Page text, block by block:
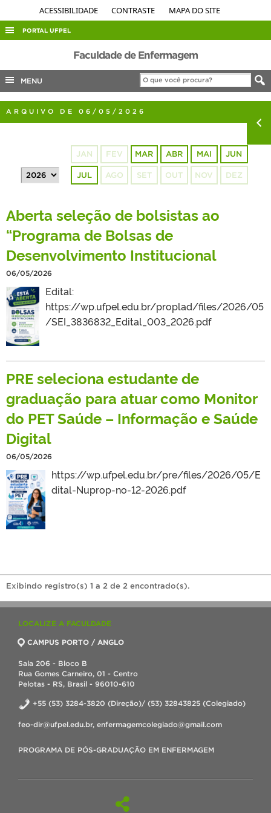
ACESSIBILIDADE CONTRASTE MAPA DO SITE
PORTAL UFPEL
ACESSO À INFORMAÇÃO
AUDITORIA
COBALTO
CONCURSOS
OUVIDORIA
TELEFONES
Faculdade de Enfermagem
MENU
ARQUIVO DE 06/05/2026
JAN FEV MAR ABR MAI JUN
JUL AGO SET OUT NOV DEZ
Aberta seleção de bolsistas ao
“Programa de Bolsas de
Desenvolvimento Institucional
06/05/2026
Edital:
https://wp.ufpel.edu.br/proplad/files/2026/05
/SEI_3836832_Edital_003_2026.pdf
PRE seleciona estudante de
graduação para atuar como Monitor
do PET Saúde – Informação e Saúde
Digital
06/05/2026
https://wp.ufpel.edu.br/pre/files/2026/05/E
dital-Nuprop-no-12-2026.pdf
Exibindo registro(s) 1 a 2 de 2 encontrado(s).
LOCALIZE A FACULDADE
CAMPUS PORTO / ANGLO
Sala 206 - Bloco B
Rua Gomes Carneiro, 01 - Centro
Pelotas - RS, Brasil - 96010-610
+55 (53) 3284-3820 (Direção)/ (53) 32843825 (Colegiado)
feo-dir@ufpel.edu.br, enfermagemcolegiado@gmail.com
PROGRAMA DE PÓS-GRADUAÇÃO EM ENFERMAGEM